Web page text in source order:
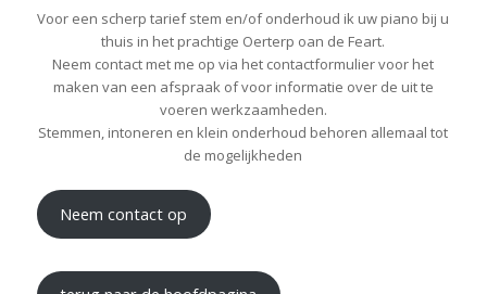
Voor een scherp tarief stem en/of onderhoud ik uw piano bij u
thuis in het prachtige Oerterp oan de Feart.
Neem contact met me op via het contactformulier voor het
maken van een afspraak of voor informatie over de uit te
voeren werkzaamheden.
Stemmen, intoneren en klein onderhoud behoren allemaal tot
de mogelijkheden
Neem contact op